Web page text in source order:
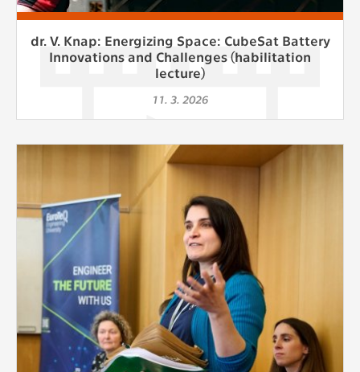
dr. V. Knap: Energizing Space: CubeSat Battery
Innovations and Challenges (habilitation
lecture)
11. 3. 2026